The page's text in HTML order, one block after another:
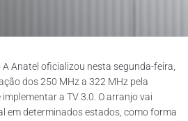
Anatel oficializou nesta segunda-feira,
dos 250 MHz a 322 MHz pela
a TV 3.0. O arranjo vai
em determinados estados, como forma